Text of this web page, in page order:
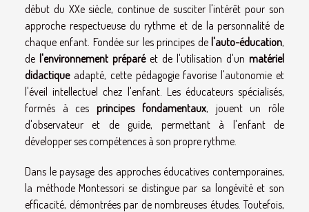
début du XXe siècle, continue de susciter l'intérêt pour son
approche respectueuse du rythme et de la personnalité de
chaque enfant. Fondée sur les principes de l'auto-éducation,
de l'environnement préparéet de l'utilisation d'un matériel
didactiqueadapté, cette pédagogie favorise l'autonomie et
l'éveil intellectuel chez l'enfant. Les éducateurs spécialisés,
formés à cesprincipes fondamentaux, jouent un rôle
d'observateur et de guide, permettant à l'enfant de
développer ses compétences à son propre rythme.
Dans le paysage des approches éducatives contemporaines,
la méthode Montessori se distingue par sa longévité et son
efficacité, démontrées par de nombreuses études. Toutefois,